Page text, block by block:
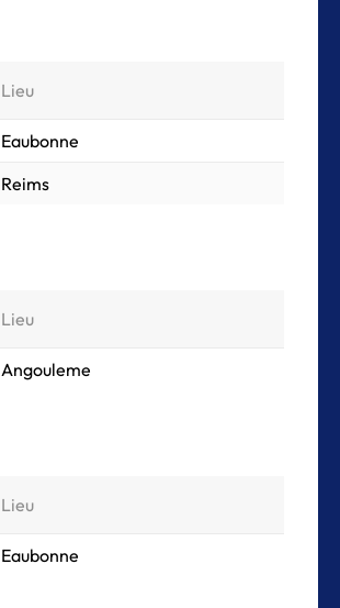
Lieu
Eaubonne
Reims
Lieu
Angouleme
Lieu
Eaubonne